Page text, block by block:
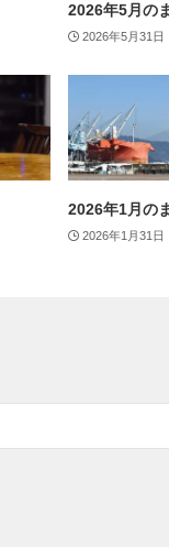
2026年5月の
2026年5月31日
2026年1月の
2026年1月31日